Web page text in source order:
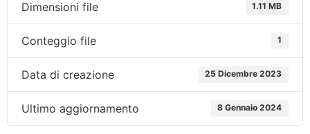
Dimensioni file 1.11 MB
Conteggio file 1
Data di creazione 25 Dicembre 2023
Ultimo aggiornamento 8 Gennaio 2024